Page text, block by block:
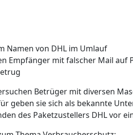
Namen von DHL im Umlauf
Empfänger mit falscher Mail auf
Betrüger mit diversen
geben sie sich als bekannte
des Paketzustellers DHL vor